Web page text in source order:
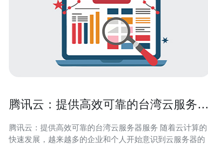
腾讯云：提供高效可靠的台湾云服务器
腾讯云：提供高效可靠的台湾云服务器服务 随着云计算的
快速发展，越来越多的企业和个人开始意识到云服务器的